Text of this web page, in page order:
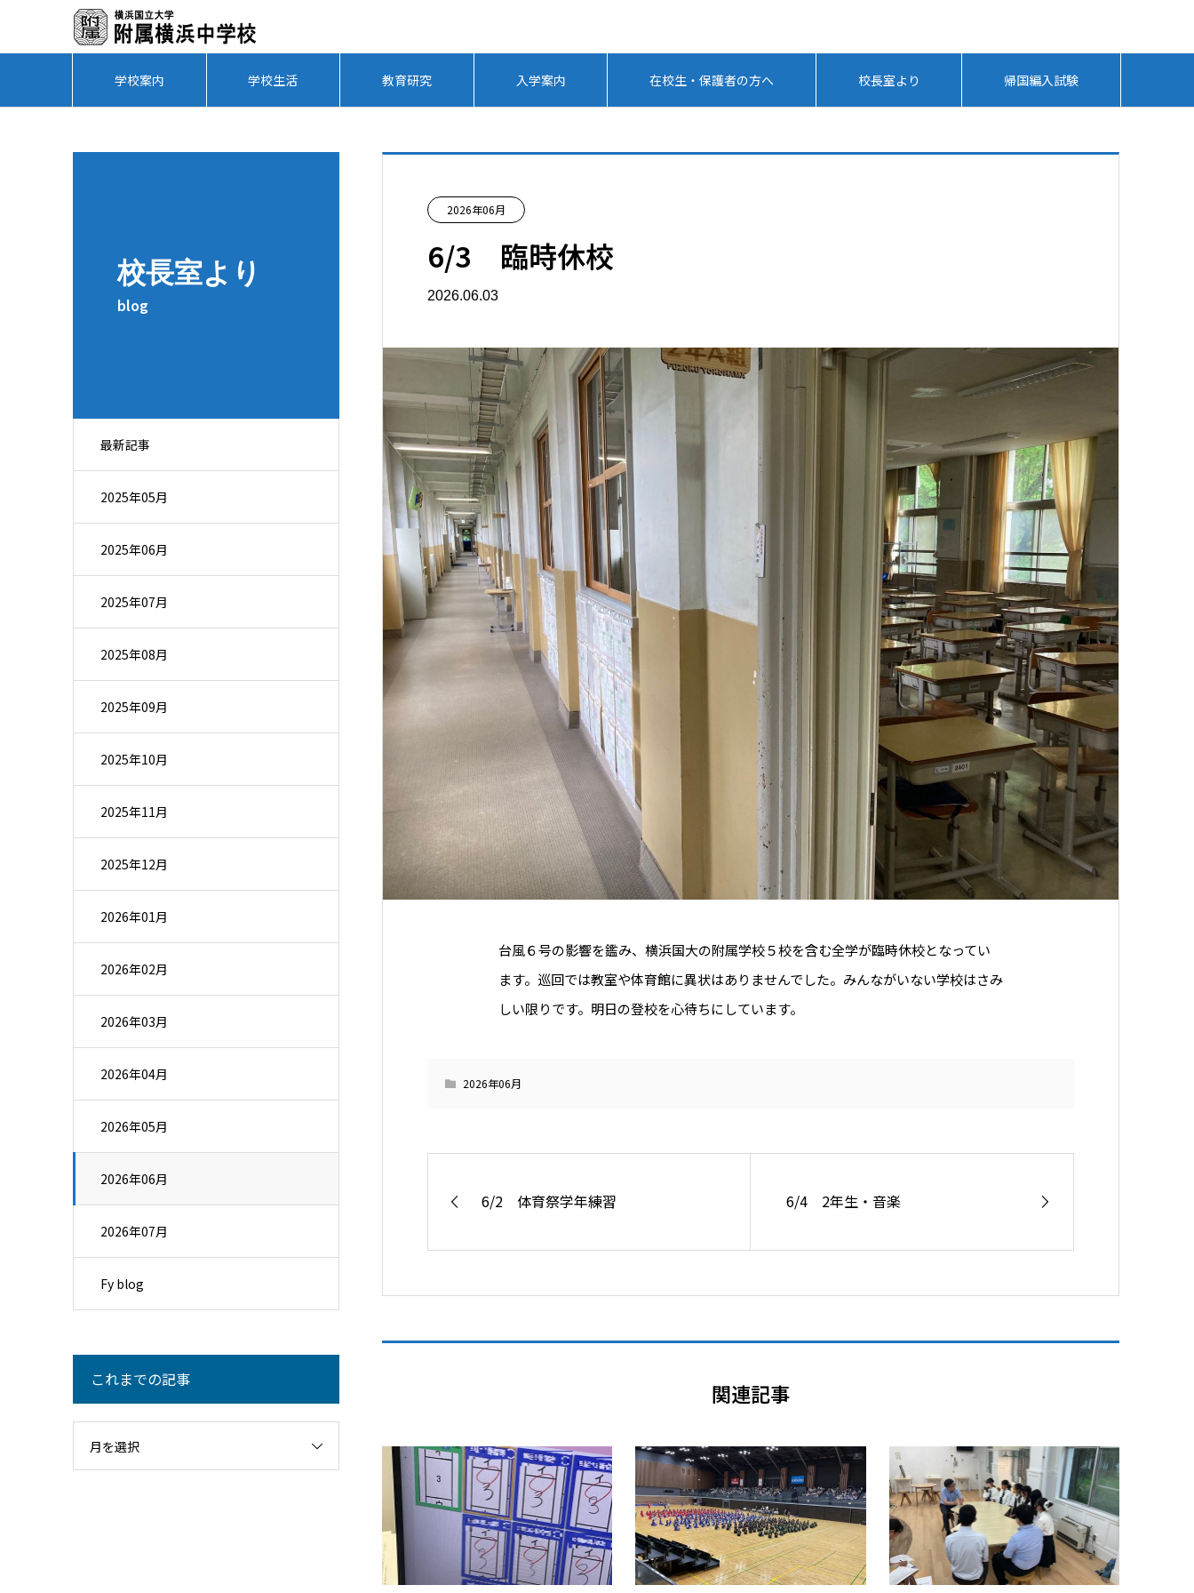
学校案内 学校生活 教育研究 入学案内 在校生・保護者の方へ 校長室より 帰国編入試験
校長室より
blog
最新記事
2025年05月
2025年06月
2025年07月
2025年08月
2025年09月
2025年10月
2025年11月
2025年12月
2026年01月
2026年02月
2026年03月
2026年04月
2026年05月
2026年06月
2026年07月
Fy blog
2026年06月
6/3 臨時休校
2026.06.03
台風６号の影響を鑑み、横浜国大の附属学校５校を含む全学が臨時休校となってい
ます。巡回では教室や体育館に異状はありませんでした。みんながいない学校はさみ
しい限りです。明日の登校を心待ちにしています。
2026年06月
6/2 体育祭学年練習 6/4 2年生・音楽
関連記事
これまでの記事
月を選択